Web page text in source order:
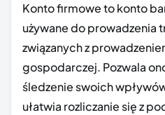
Konto firmowe to konto
używane do prowadzenia
związanych z
gospodarczej. Pozwala
śledzenie swoich
ułatwia rozliczanie się z